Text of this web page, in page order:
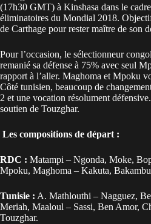
(17h30 GMT) à Kinshasa dans le
éliminatoires du Mondial 2018.
de Carthage pour rester maître de son
Pour l’occasion, le sélectionneur
remanié sa défense à 75% avec seul
rapport à l’aller. Maghoma et Mpoku
Côté tunisien, beaucoup de
2 et une vocation résolument
soutien de Touzghar.
Les compositions de départ :
RDC : Matampi – Ngonda, Moke,
Mpoku, Maghoma – Kakuta,
Tunisie : A. Mathlouthi – Nagguez,
Meriah, Maaloul – Sassi, Ben Amor,
Touzghar.